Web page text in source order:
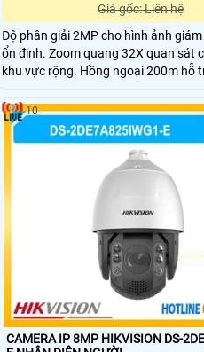
Giá gốc: Liên hệ
Độ phân giải 2MP cho hình ảnh
ổn định. Zoom quang 32X quan sát
khu vực rộng. Hồng ngoại 200m hỗ
ban đêm hiệu quả cao. Cảm biến 1/
chất lượng hình ảnh ổn định. Xoay
hoạt bao quát toàn khu vực rộng.
CAMERA IP 8MP HIKVISION DS-
10